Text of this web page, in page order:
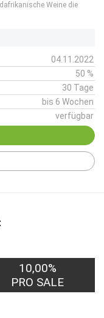
Weine die
04.11.2022
50 %
30 Tage
bis 6 Wochen
verfügbar
10,00%
PRO SALE